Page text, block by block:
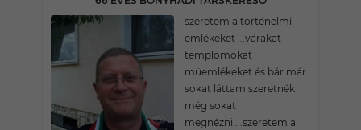
szeretem a történelmi
emlékeket ...várakat
templomokat
müemlékeket és bár már
sokat láttam szeretnék
még sokat
megnézni....szeretem a